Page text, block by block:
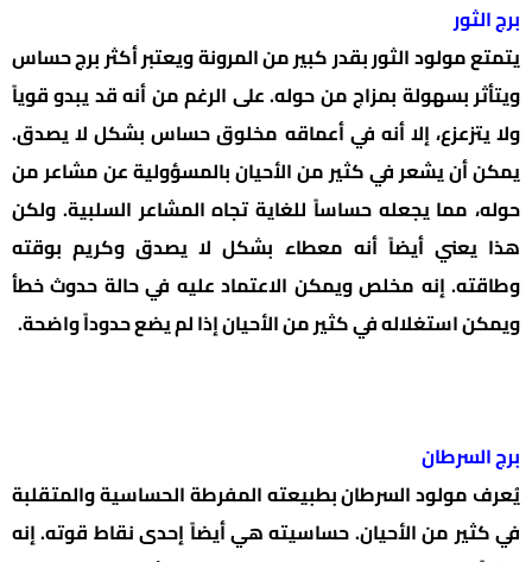
برج الثور
يتمتع مولود الثور بقدر كبير من المرونة ويعتبر أكثر برج حساس
ويتأثر بسهولة بمزاج من حوله. على الرغم من أنه قد يبدو قوياً
ولا يتزعزع، إلا أنه في أعماقه مخلوق حساس بشكل لا يصدق.
يمكن أن يشعر في كثير من الأحيان بالمسؤولية عن مشاعر من
حوله، مما يجعله حساساً للغاية تجاه المشاعر السلبية. ولكن
هذا يعني أيضاً أنه معطاء بشكل لا يصدق وكريم بوقته
وطاقته. إنه مخلص ويمكن الاعتماد عليه في حالة حدوث خطأ
ويمكن استغلاله في كثير من الأحيان إذا لم يضع حدوداً واضحة.
برج السرطان
يُعرف مولود السرطان بطبيعته المفرطة الحساسية والمتقلبة
في كثير من الأحيان. حساسيته هي أيضاً إحدى نقاط قوته. إنه